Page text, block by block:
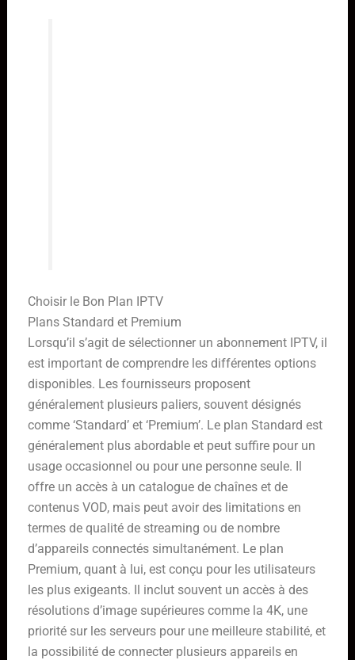
Choisir le Bon Plan IPTV
Plans Standard et Premium
Lorsqu’il s’agit de sélectionner un abonnement IPTV, il
est important de comprendre les différentes options
disponibles. Les fournisseurs proposent
généralement plusieurs paliers, souvent désignés
comme ‘Standard’ et ‘Premium’. Le plan Standard est
généralement plus abordable et peut suffire pour un
usage occasionnel ou pour une personne seule. Il
offre un accès à un catalogue de chaînes et de
contenus VOD, mais peut avoir des limitations en
termes de qualité de streaming ou de nombre
d’appareils connectés simultanément. Le plan
Premium, quant à lui, est conçu pour les utilisateurs
les plus exigeants. Il inclut souvent un accès à des
résolutions d’image supérieures comme la 4K, une
priorité sur les serveurs pour une meilleure stabilité, et
la possibilité de connecter plusieurs appareils en